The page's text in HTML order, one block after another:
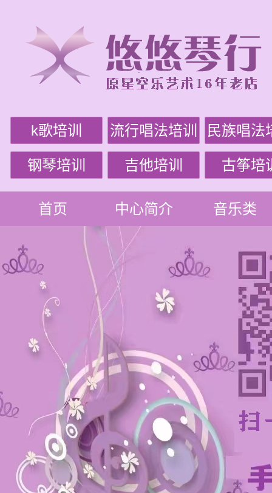
k歌培训 流行唱法培训 民族唱法
钢琴培训 吉他培训 古筝培
首页 中心简介 音乐类